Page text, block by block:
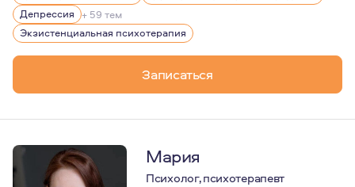
Моя сильная сторона в работе - со мной безопасно и
Мое направление в работе - экзистенциальная
Депрессия + 59 тем
Экзистенциальная психотерапия
Записаться
Мария
Психолог, психотерапевт